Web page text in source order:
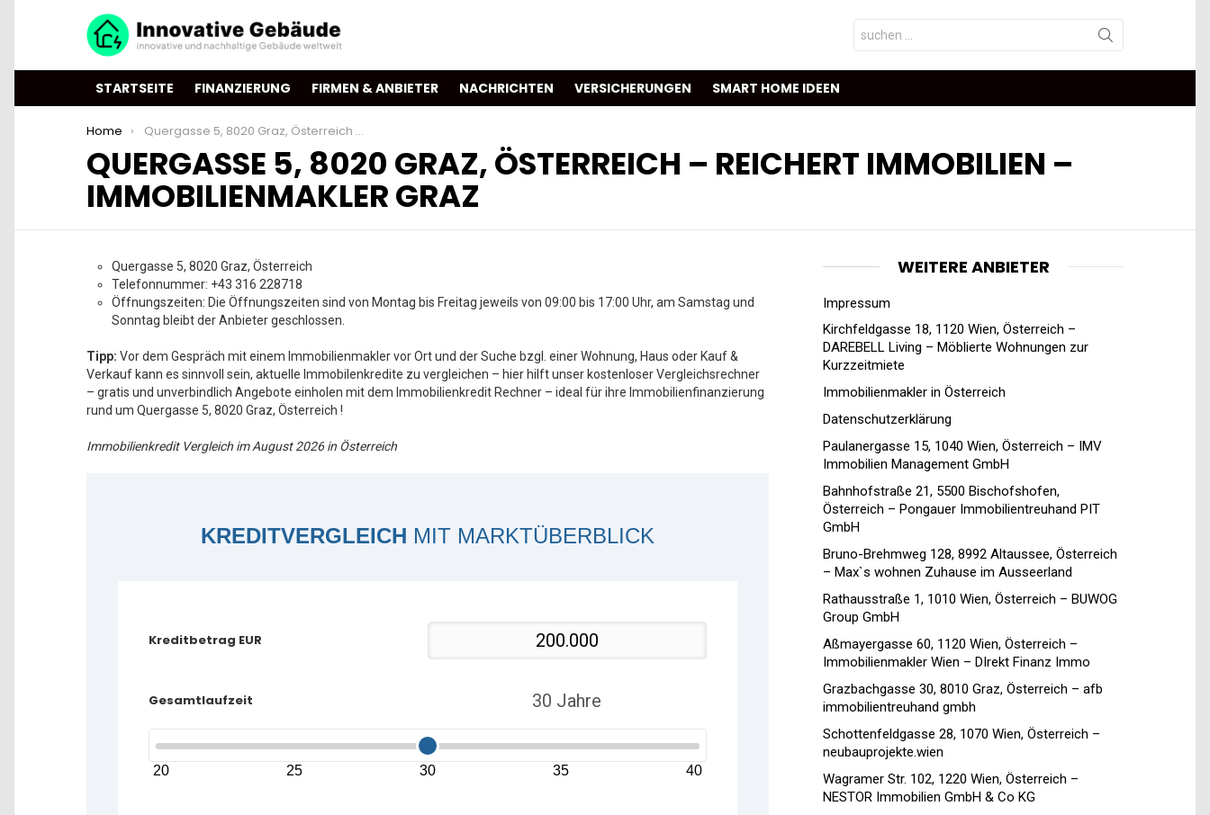
Search
for:
STARTSEITE FINANZIERUNG FIRMEN & ANBIETER NACHRICHTEN VERSICHERUNGEN SMART HOME IDEEN
You are here:
Home Quergasse 5, 8020 Graz, Österreich – Reichert Immobilien – Immobilienmakler Graz
QUERGASSE 5, 8020 GRAZ, ÖSTERREICH – REICHERT IMMOBILIEN –
IMMOBILIENMAKLER GRAZ
Quergasse 5, 8020 Graz, Österreich
Telefonnummer: +43 316 228718
Öffnungszeiten: Die Öffnungszeiten sind von Montag bis Freitag jeweils von 09:00 bis 17:00 Uhr, am Samstag und
Sonntag bleibt der Anbieter geschlossen.
Tipp: Vor dem Gespräch mit einem Immobilienmakler vor Ort und der Suche bzgl. einer Wohnung, Haus oder Kauf &
Verkauf kann es sinnvoll sein, aktuelle Immobilenkredite zu vergleichen – hier hilft unser kostenloser Vergleichsrechner
– gratis und unverbindlich Angebote einholen mit dem Immobilienkredit Rechner – ideal für ihre Immobilienfinanzierung
rund um Quergasse 5, 8020 Graz, Österreich !
Immobilienkredit Vergleich im August 2026 in Österreich
KREDITVERGLEICH MIT MARKTÜBERBLICK
Kreditbetrag EUR
Gesamtlaufzeit
20 25 30 35 40
WEITERE ANBIETER
Impressum
Kirchfeldgasse 18, 1120 Wien, Österreich –
DAREBELL Living – Möblierte Wohnungen zur
Kurzzeitmiete
Immobilienmakler in Österreich
Datenschutzerklärung
Paulanergasse 15, 1040 Wien, Österreich – IMV
Immobilien Management GmbH
Bahnhofstraße 21, 5500 Bischofshofen,
Österreich – Pongauer Immobilientreuhand PIT
GmbH
Bruno-Brehmweg 128, 8992 Altaussee, Österreich
– Max`s wohnen Zuhause im Ausseerland
Rathausstraße 1, 1010 Wien, Österreich – BUWOG
Group GmbH
Aßmayergasse 60, 1120 Wien, Österreich –
Immobilienmakler Wien – DIrekt Finanz Immo
Grazbachgasse 30, 8010 Graz, Österreich – afb
immobilientreuhand gmbh
Schottenfeldgasse 28, 1070 Wien, Österreich –
neubauprojekte.wien
Wagramer Str. 102, 1220 Wien, Österreich –
NESTOR Immobilien GmbH & Co KG